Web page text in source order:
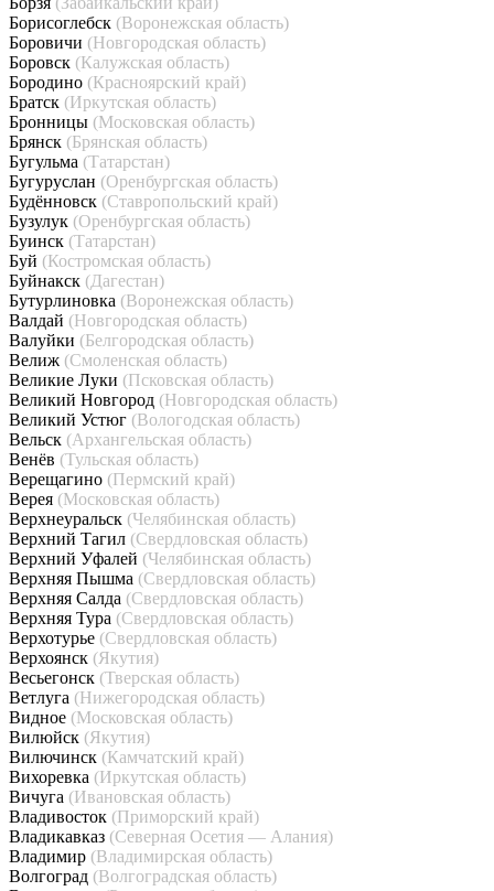
Борисоглебск (Воронежская область)
Боровичи (Новгородская область)
Боровск (Калужская область)
Бородино (Красноярский край)
Братск (Иркутская область)
Бронницы (Московская область)
Брянск (Брянская область)
Бугульма (Татарстан)
Бугуруслан (Оренбургская область)
Будённовск (Ставропольский край)
Бузулук (Оренбургская область)
Буинск (Татарстан)
Буй (Костромская область)
Буйнакск (Дагестан)
Бутурлиновка (Воронежская область)
Валдай (Новгородская область)
Валуйки (Белгородская область)
Велиж (Смоленская область)
Великие Луки (Псковская область)
Великий Новгород (Новгородская область)
Великий Устюг (Вологодская область)
Вельск (Архангельская область)
Венёв (Тульская область)
Верещагино (Пермский край)
Верея (Московская область)
Верхнеуральск (Челябинская область)
Верхний Тагил (Свердловская область)
Верхний Уфалей (Челябинская область)
Верхняя Пышма (Свердловская область)
Верхняя Салда (Свердловская область)
Верхняя Тура (Свердловская область)
Верхотурье (Свердловская область)
Верхоянск (Якутия)
Весьегонск (Тверская область)
Ветлуга (Нижегородская область)
Видное (Московская область)
Вилюйск (Якутия)
Вилючинск (Камчатский край)
Вихоревка (Иркутская область)
Вичуга (Ивановская область)
Владивосток (Приморский край)
Владикавказ (Северная Осетия — Алания)
Владимир (Владимирская область)
Волгоград (Волгоградская область)